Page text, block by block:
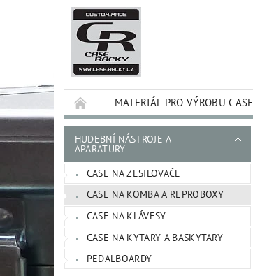
MATERIÁL PRO VÝROBU CASE
HUDEBNÍ NÁSTROJE A
APARATURY
CASE NA ZESILOVAČE
CASE NA KOMBA A REPROBOXY
CASE NA KLÁVESY
CASE NA KYTARY A BASKYTARY
PEDALBOARDY